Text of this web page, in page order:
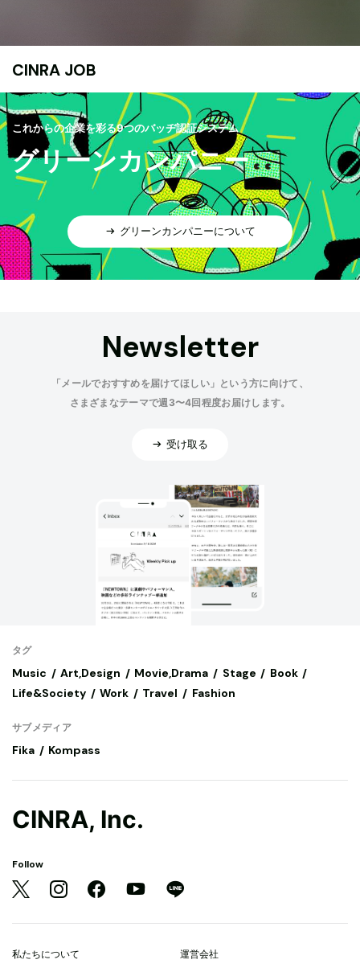
CINRA JOB
これからの企業を彩る9つのバッヂ認証システム
グリーンカンパニー
グリーンカンパニーについて
Newsletter
「メールでおすすめを届けてほしい」という方に向けて、
さまざまなテーマで週3〜4回程度お届けします。
受け取る
タグ
Music Art,Design Movie,Drama Stage
Book
Life&Society
Work Travel Fashion
サブメディア
Fika Kompass
CINRA, Inc.
Follow
私たちについて 運営会社